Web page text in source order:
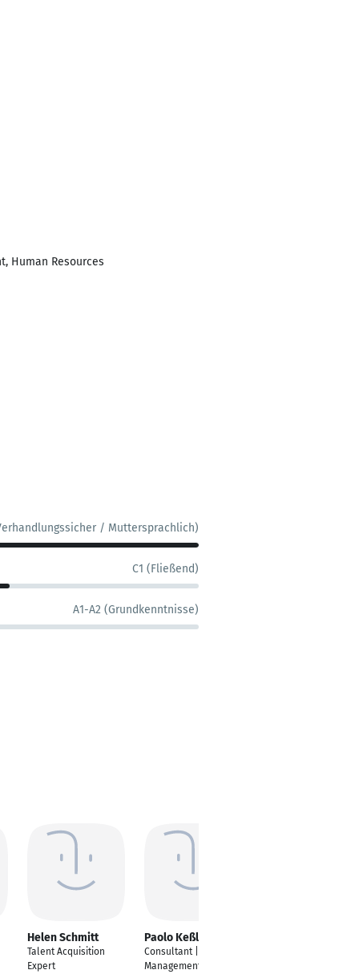
Human Resources
/ Muttersprachlich)
C1 (Fließend)
A1-A2 (Grundkenntnisse)
Helen Schmitt
Talent Acquisition
Expert
Paolo Keßler
Consultant | Interim
Management